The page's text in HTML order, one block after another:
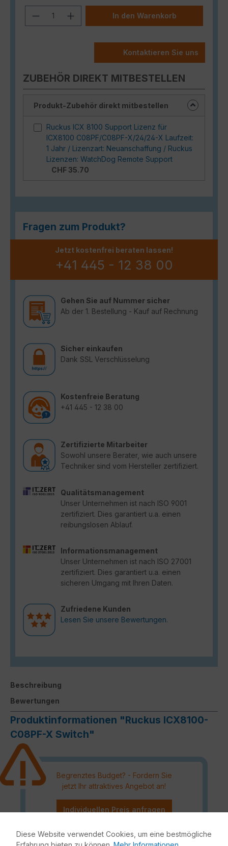
Produkt Anzahl: Gib den
In den Warenkorb
Kontaktieren Sie uns
ZUBEHÖR DIREKT MITBESTELLEN
Produkt-Zubehör direkt mitbestellen
Ruckus ICX 8100 Support Lizenz für
ICX8100 C08PF/C08PF-X/24/24-X Laufzeit:
1 Jahr / Lizenzart: Neuanschaffung / Ruckus
Lizenzen: WatchDog Remote Support
CHF 35.70
Fragen zum Produkt?
Jetzt kostenfrei beraten lassen!
+41 445 - 12 38 00
Gehen Sie auf Nummer sicher
Ab der 1. Bestellung - Kauf auf Rechnung
Sicher einkaufen
Dank SSL Verschlüsselung
Kostenfreie Beratung
+41 445 - 12 38 00
Zertifizierte Mitarbeiter
Sowohl unsere Berater, wie auch unsere
Techniker sind vom Hersteller zertifiziert.
Qualitätsmanagement
Unser Unternehmen ist nach ISO 9001
zertifiziert. Dies garantiert u.a. einen
reibungslosen Ablauf.
Informationsmanagement
Unser Unternehmen ist nach ISO 27001
zertifiziert. Dies garantiert u.a. einen
sicheren Umgang mit Ihren Daten.
Zufriedene Kunden
Lesen Sie unsere Bewertungen.
Beschreibung
Bewertungen
Produktinformationen "Ruckus ICX8100-
C08PF-X Switch"
Begrenztes Budget? - Fordern Sie
jetzt Ihr attraktives Angebot an!
Individuellen Preis anfragen
Diese Website verwendet Cookies, um eine bestmögliche